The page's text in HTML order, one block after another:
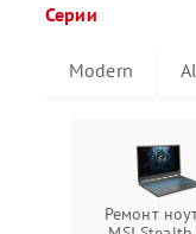
Серии
Modern
Ремонт